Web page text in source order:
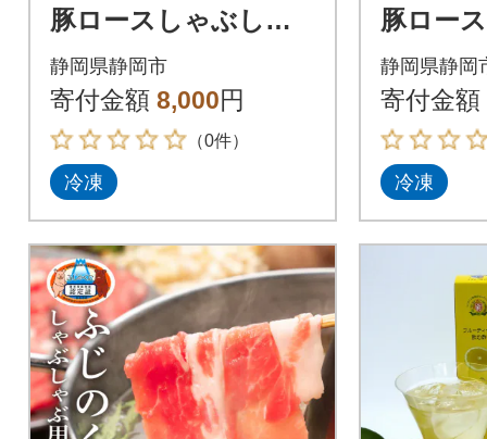
豚ロースしゃぶしゃ
ぶ用1kg(500g×2パッ
ク)
静岡県静岡市
寄付金額 8,000円
（0件）
冷凍
豚ロー
ぶ用
ク)
静岡県静岡
寄付金額
冷凍